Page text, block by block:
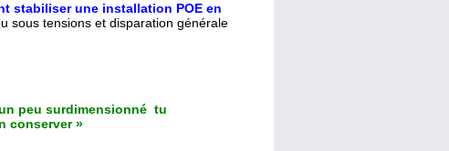
stabiliser une installation POE en
sous tensions et disparation générale
peu surdimensionné tu
conserver »